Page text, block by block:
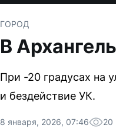
ГОРОД
В
При -20 градусах на
и бездействие УК.
8 января, 2026, 07:46 20